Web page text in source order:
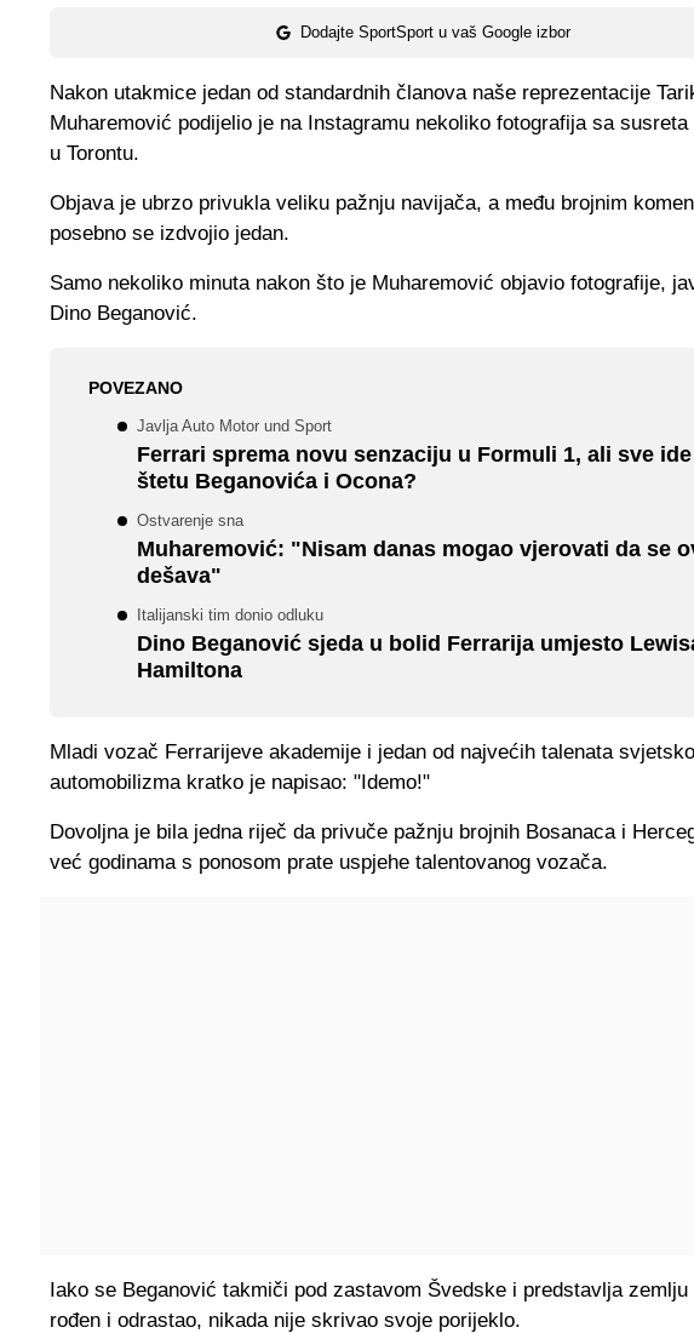
Dodajte SportSport u vaš Google izbor
Nakon utakmice jedan od standardnih članova naše reprezentacije
Muharemović podijelio je na Instagramu nekoliko fotografija sa susreta
u Torontu.
Objava je ubrzo privukla veliku pažnju navijača, a među brojnim
posebno se izdvojio jedan.
Samo nekoliko minuta nakon što je Muharemović objavio fotografije,
Dino Beganović.
POVEZANO
Javlja Auto Motor und Sport
Ferrari sprema novu senzaciju u Formuli 1, ali sve
štetu Beganovića i Ocona?
Ostvarenje sna
Muharemović: "Nisam danas mogao vjerovati da se
dešava"
Italijanski tim donio odluku
Dino Beganović sjeda u bolid Ferrarija umjesto
Hamiltona
Mladi vozač Ferrarijeve akademije i jedan od najvećih talenata
automobilizma kratko je napisao: "Idemo!"
Dovoljna je bila jedna riječ da privuče pažnju brojnih Bosanaca i
već godinama s ponosom prate uspjehe talentovanog vozača.
Iako se Beganović takmiči pod zastavom Švedske i predstavlja zemlju
rođen i odrastao, nikada nije skrivao svoje porijeklo.